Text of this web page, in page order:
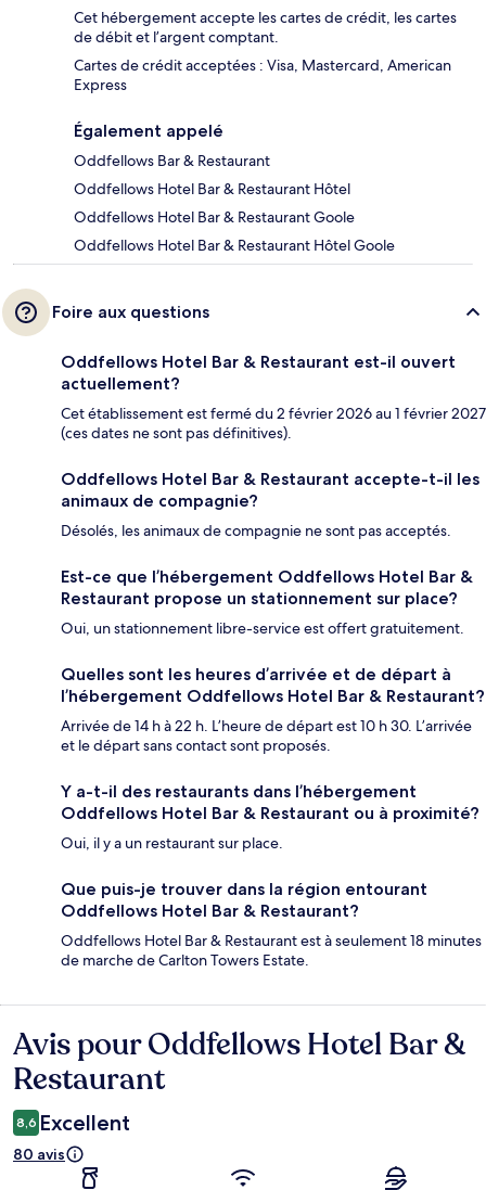
Cet hébergement accepte les cartes de crédit, les cartes
de débit et l’argent comptant.
Cartes de crédit acceptées : Visa, Mastercard, American
Express
Également appelé
Oddfellows Bar & Restaurant
Oddfellows Hotel Bar & Restaurant Hôtel
Oddfellows Hotel Bar & Restaurant Goole
Oddfellows Hotel Bar & Restaurant Hôtel Goole
Foire aux questions
Oddfellows Hotel Bar & Restaurant est-il ouvert
actuellement?
Cet établissement est fermé du 2 février 2026 au 1 février 2027
(ces dates ne sont pas définitives).
Oddfellows Hotel Bar & Restaurant accepte-t-il les
animaux de compagnie?
Désolés, les animaux de compagnie ne sont pas acceptés.
Est-ce que l’hébergement Oddfellows Hotel Bar &
Restaurant propose un stationnement sur place?
Oui, un stationnement libre-service est offert gratuitement.
Quelles sont les heures d’arrivée et de départ à
l’hébergement Oddfellows Hotel Bar & Restaurant?
Arrivée de 14 h à 22 h. L’heure de départ est 10 h 30. L’arrivée
et le départ sans contact sont proposés.
Y a-t-il des restaurants dans l’hébergement
Oddfellows Hotel Bar & Restaurant ou à proximité?
Oui, il y a un restaurant sur place.
Que puis-je trouver dans la région entourant
Oddfellows Hotel Bar & Restaurant?
Oddfellows Hotel Bar & Restaurant est à seulement 18 minutes
de marche de Carlton Towers Estate.
Avis
Avis pour Oddfellows Hotel Bar &
Restaurant
8,6 Excellent
80 avis